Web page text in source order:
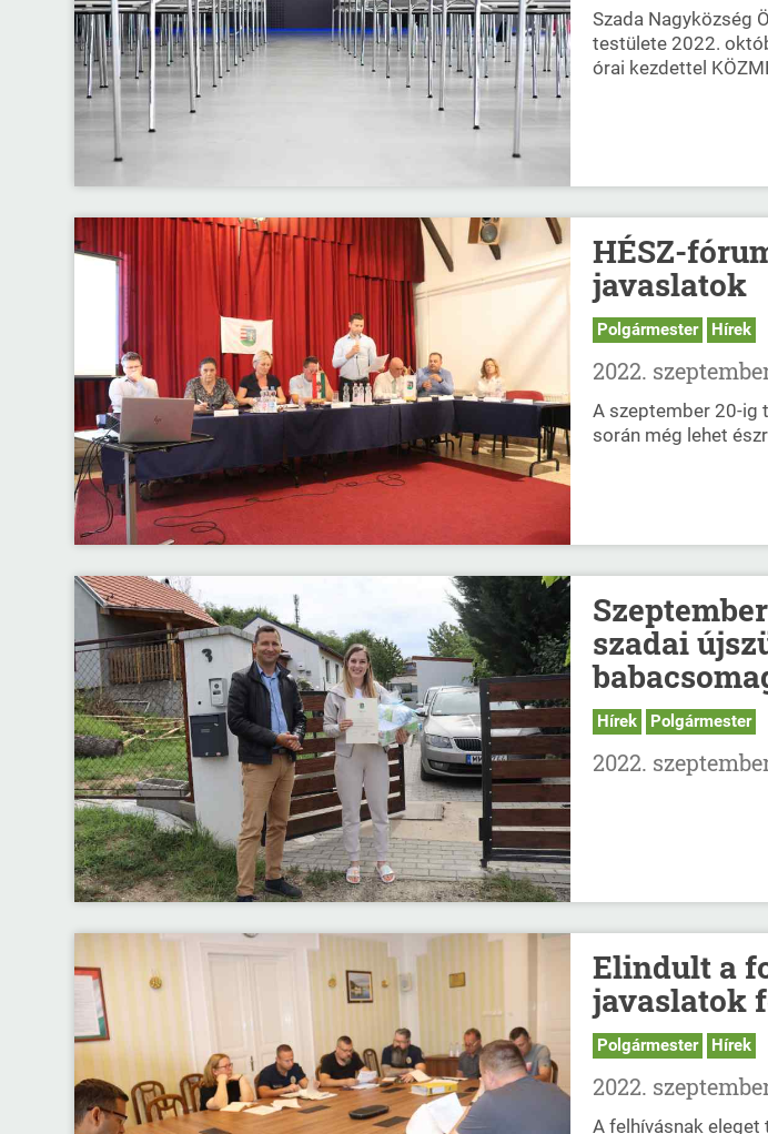
Szada Nagyközség
testülete 2022.
órai kezdettel
HÉSZ-
javaslatok
Polgármester Hírek
2022.
A szeptember 20-ig
során még lehet
szadai
Hírek Polgármester
2022.
Elindult a
javaslatok
Polgármester Hírek
2022.
A felhívásnak